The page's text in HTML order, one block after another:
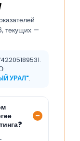
текущих —
УРАЛ".